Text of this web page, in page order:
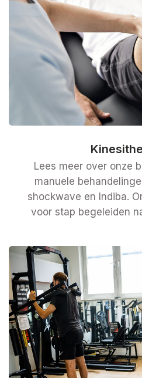
Lees meer over onze
manuele
shockwave en Indiba.
voor stap begeleiden